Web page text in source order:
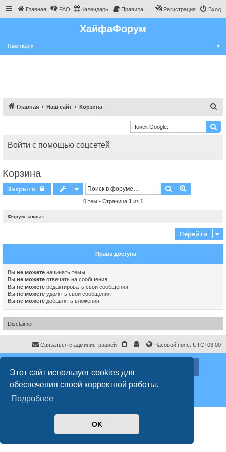
Этот сайт использует cookies для
обеспечения своей корректной работы.
Подробнее
OK
Главная FAQ Календарь Правила Вход
Регистрация
ХайфаФорум
Навигация ▼
Главная Наш сайт Корзина
и
к
Войти с помощью соцсетей
Корзина
Закрыто Поиск
0 тем • Страница 1 из 1
Форум закрыт
Перейти
Права доступа
Вы не можете начинать темы
Вы не можете отвечать на сообщения
Вы не можете редактировать свои сообщения
Вы не можете удалять свои сообщения
Вы не можете добавлять вложения
Disclaimer
Часовой пояс: UTC+03:00
Связаться с администрацией
Создано на основеphpBB® Forum Software © phpBB Limited
Русская поддержка phpBB
Конфиденциальность